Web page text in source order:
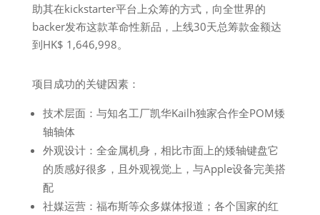
助其在kickstarter平台上众筹的方式，向全世界的
backer发布这款革命性新品，上线30天总筹款金额达
到HK$ 1,646,998。
项目成功的关键因素：
技术层面：与知名工厂凯华Kailh独家合作全POM矮
轴轴体
外观设计：全金属机身，相比市面上的矮轴键盘它
的质感好很多，且外观视觉上，与Apple设备完美搭
配
社媒运营：福布斯等众多媒体报道；各个国家的红